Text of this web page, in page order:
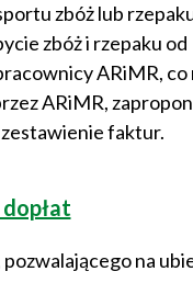
zbóż lub
zbóż i rzepaku od
ARiMR, co
ARiMR,
faktur.
na